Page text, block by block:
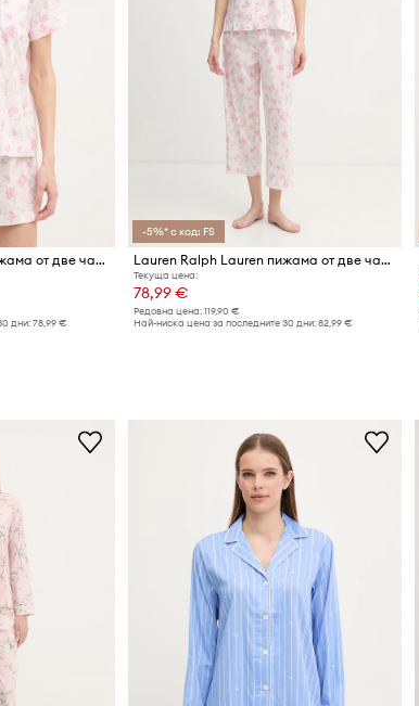
Lauren Ralph Lauren пижама от две части дамска с вискоза
дни: 78,99 €
-5%* с код: FS
Lauren Ralph Lauren пижама от две части дамска с памук
Текуща цена:
78,99 €
Редовна цена: 119,90 €
Най-ниска цена за последните 30 дни: 82,99 €